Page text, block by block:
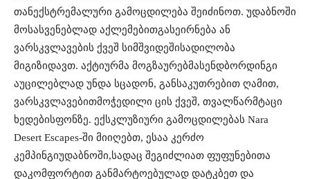
თანექსტრემალური გამოცდილება შეიძინოთ. უდაბნოში
მოსასვენებლად აქლემებითგასეირნება ან
ვარსკვლავების ქვეშ სიმშვიდეშისადილობა
მიგიზიდავთ. აქტიურმა მოგზაურებმასენდბორდინგი
აუცილებლად უნდა სცადონ, განსაკუთრებით ღამით,
ვარსკვლავებითმოჭედილი ცის ქვეშ, თვალწარმტაცი
ხედებისფონზე. ექსკლუზიური გამოცდილებას Nara
Desert Escapes-ში მიიღებთ, ესაა კერძო
კემპინგიუდაბნოში,სადაც შეგიძლიათ ფუფუნებითა
დაკომფორტით განმარტოებულად დატკბეთ და